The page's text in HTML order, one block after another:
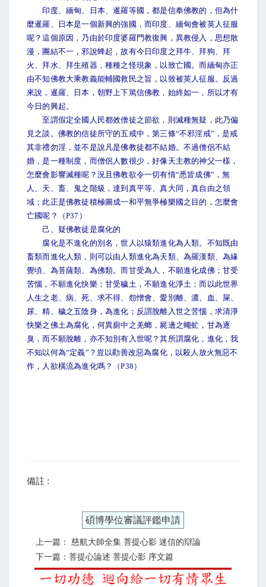
印度、緬甸、日本、暹羅等國，都是信奉佛教的，但為什
麼暹羅、日本是一個新興的強國，而印度、緬甸會被英人征服
呢？這個原因，乃由於印度婆羅門教復興，異教侵入，思想散
漫，團結不一，邪說蜂起，故有今日印度之拜牛、拜狗、拜
火、拜水、拜生殖器，種種之怪現象，以致亡國。而緬甸亦正
由不知佛教大乘教義能輔國救民之旨，以致被英人征服。反過
來說，暹羅、日本，朝野上下篤信佛教，始終如一，所以才有
今日的興起。
至謂假定全國人民都效僧徒之節欲，則滅種無疑，此乃偏
見之談。佛教的信徒所守的五戒中，第三條“不邪淫戒”，是戒
其非禮勿淫，並不是說凡是佛教徒都不結婚。不過僧侶不結
婚，是一種制度，而僧侶人數很少，好像天主教的神父一樣，
怎麼會影響滅種呢？況且佛教欲令一切有情“悉皆成佛”，無
人、天、畜、鬼之階級，達到真平等、真大同，真自由之領
域；此正是佛教徒積極圖成一和平無爭極樂國之目的，怎麼會
亡國呢？（P37）
己、疑佛教徒是腐化的
腐化是不進化的別名，世人以猿類進化為人類。不知既由
畜類而進化人類，則可以由人類進化為天類、為羅漢類、為緣
覺頃、為菩薩類、為佛類。而甘受為人，不願進化成佛；甘受
苦惱，不願進化快樂；甘受穢土，不願進化淨土；而以此世界
人生之老、病、死、求不得、怨憎會、愛別離、濃、血、屎、
尿、精、穢之五陰身，為進化；反謂脫離入世之苦惱，求清淨
快樂之佛土為腐化，何異廁中之羌螂，屍邊之蠅虻，甘為逐
臭，而不願脫離，亦不知別有入世呢？其所謂腐化，進化，我
不知以何為“定義”？豈以勸善改惡為腐化，以殺人放火無惡不
作，人欲橫流為進化嗎？（P38）
備註 :
碩博學位審議評鑑申請
上一篇： 慈航大師全集 菩提心影 迷信的辯論
下一篇：菩提心論述 菩提心影 序文篇